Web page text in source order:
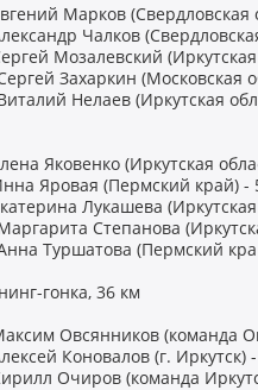
Марков
Чалков
Мозалевский
Захаркин (Московская
Нелаев (Иркутская
Яковенко (Иркутская
Яровая (Пермский край) -
Лукашева
Степанова
Туршатова (Пермский
гонка, 36 км
Овсянников (команда
Коновалов (г. Иркутск)
Очиров (команда